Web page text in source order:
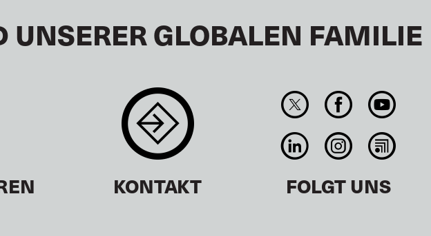
UNSERER GLOBALEN FAMILIE
KONTAKT FOLGT UNS